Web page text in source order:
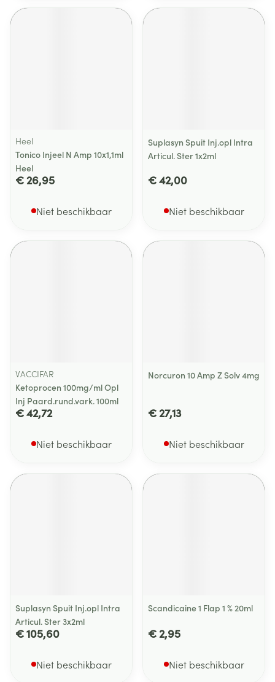
Heel
Tonico Injeel N Amp 10x1,1ml
Heel
€ 26,95
Niet beschikbaar
Suplasyn Spuit Inj.opl Intra
Articul. Ster 1x2ml
€ 42,00
Niet beschikbaar
VACCIFAR
Ketoprocen 100mg/ml Opl
Inj Paard.rund.vark. 100ml
€ 42,72
Niet beschikbaar
Norcuron 10 Amp Z Solv 4mg
€ 27,13
Niet beschikbaar
Suplasyn Spuit Inj.opl Intra
Articul. Ster 3x2ml
€ 105,60
Niet beschikbaar
Scandicaine 1 Flap 1 % 20ml
€ 2,95
Niet beschikbaar